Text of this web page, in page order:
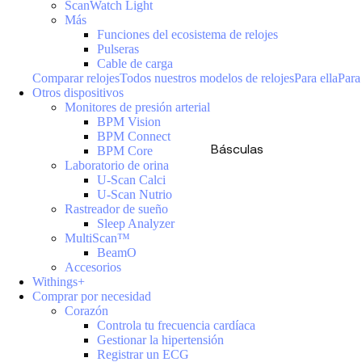
Básculas
ScanWatch Light
Más
Funciones del ecosistema de relojes
Pulseras
Cable de carga
Comparar relojesTodos nuestros modelos de relojesPara ella
Otros dispositivos
Monitores de presión arterial
BPM Vision
BPM Connect
BPM Core
Laboratorio de orina
U-Scan Calci
U-Scan Nutrio
Rastreador de sueño
Sleep Analyzer
MultiScan™
BeamO
Accesorios
Withings+
Comprar por necesidad
Corazón
Controla tu frecuencia cardíaca
Gestionar la hipertensión
Registrar un ECG